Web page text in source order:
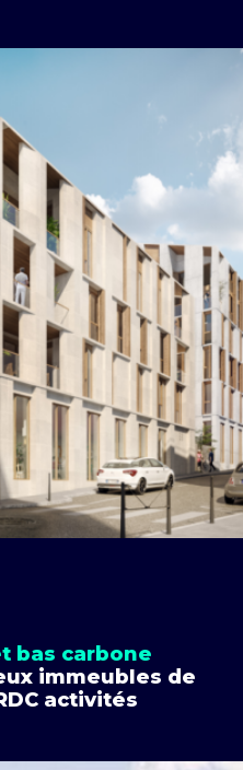
bas carbone
immeubles de
activités